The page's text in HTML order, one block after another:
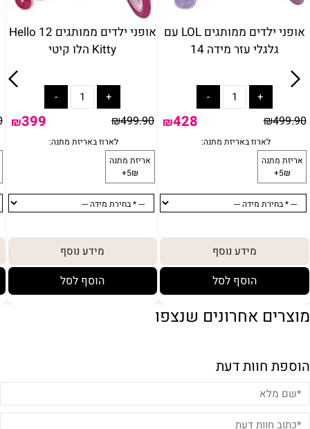
אופני ילדים ממותגים 12 Hello
Kitty הלו קיטי
₪499.90
₪399
מידע נוסף
הוסף לסל
אופני ילדים ממותגים LOL עם
גלגלי עזר מידה 14
₪499.90
₪428
מידע נוסף
הוסף לסל
מוצרים אחרונים שנצפו
הוספת חוות דעת